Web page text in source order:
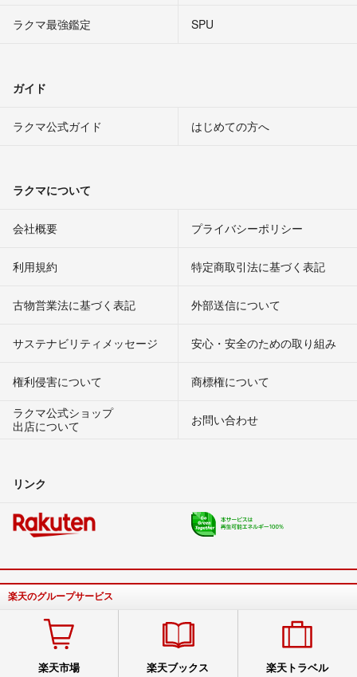
ラクマ最強鑑定
SPU
ガイド
ラクマ公式ガイド はじめての方へ
ラクマについて
会社概要 プライバシーポリシー
利用規約 特定商取引法に基づく表記
古物営業法に基づく表記 外部送信について
サステナビリティメッセージ 安心・安全のための取り組み
権利侵害について
商標権について
ラクマ公式ショップ
出店について
お問い合わせ
リンク
楽天のグループサービス
楽天市場 楽天ブックス 楽天トラベル